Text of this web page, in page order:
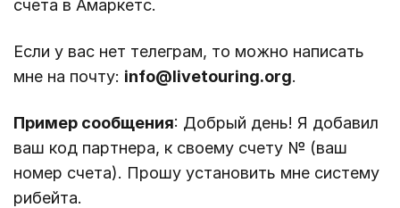
счета в Амаркетс.
Если у вас нет телеграм, то можно написать
мне на почту: info@livetouring.org.
Пример сообщения: Добрый день! Я добавил
ваш код партнера, к своему счету № (ваш
номер счета). Прошу установить мне систему
рибейта.